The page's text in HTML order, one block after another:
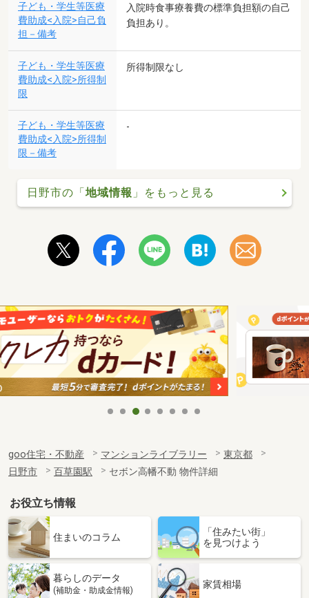
子ども・学生等医療
費助成<入院>自己負
担－備考
入院時食事療養費の標準負担額の自己
負担あり。
子ども・学生等医療
費助成<入院>所得制
限
所得制限なし
子ども・学生等医療
費助成<入院>所得制
限－備考
-
日野市の「地域情報 」をもっと見る
goo住宅・不動産 マンションライブラリー
東京都
日野市
百草園駅 セボン高幡不動 物件詳細
お役立ち情報
住まいのコラム
「住みたい街」
を見つけよう
暮らしのデータ
(補助金・助成金情報)
家賃相場